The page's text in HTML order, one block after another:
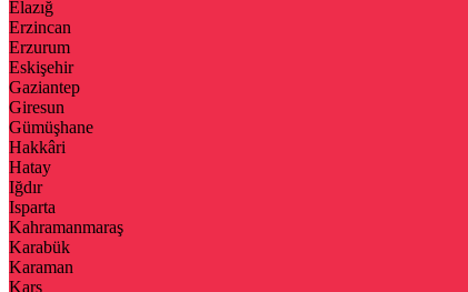
Elazığ
Erzincan
Erzurum
Eskişehir
Gaziantep
Giresun
Gümüşhane
Hakkâri
Hatay
Iğdır
Isparta
Kahramanmaraş
Karabük
Karaman
Kars